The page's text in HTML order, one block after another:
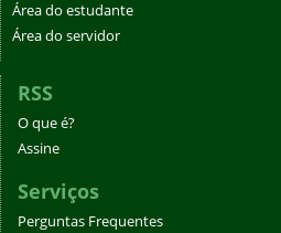
Área do estudante
Área do servidor
RSS
O que é?
Assine
Serviços
Perguntas Frequentes